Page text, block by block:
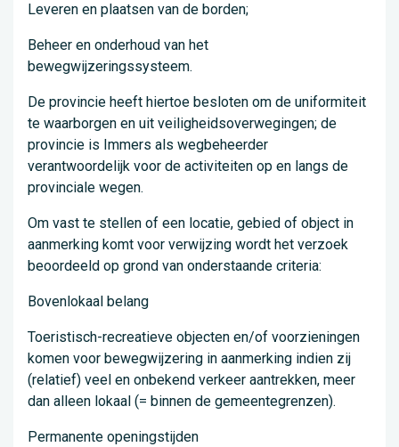
Leveren en plaatsen van de borden;
Beheer en onderhoud van het
bewegwijzeringssysteem.
De provincie heeft hiertoe besloten om de uniformiteit
te waarborgen en uit veiligheidsoverwegingen; de
provincie is Immers als wegbeheerder
verantwoordelijk voor de activiteiten op en langs de
provinciale wegen.
Om vast te stellen of een locatie, gebied of object in
aanmerking komt voor verwijzing wordt het verzoek
beoordeeld op grond van onderstaande criteria:
Bovenlokaal belang
Toeristisch-recreatieve objecten en/of voorzieningen
komen voor bewegwijzering in aanmerking indien zij
(relatief) veel en onbekend verkeer aantrekken, meer
dan alleen lokaal (= binnen de gemeentegrenzen).
Permanente openingstijden